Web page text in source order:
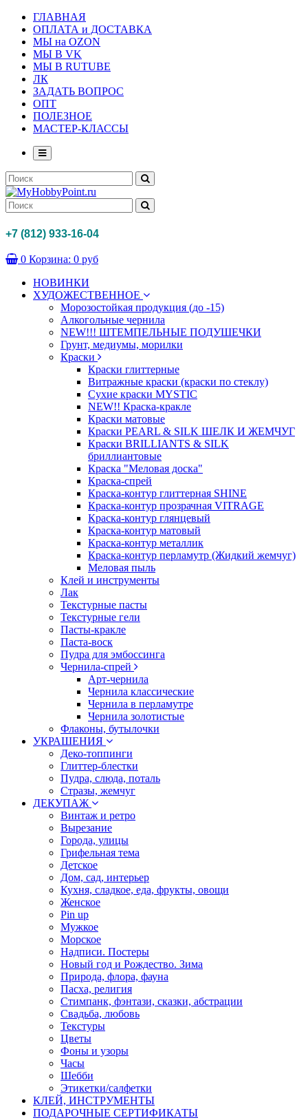
ГЛАВНАЯ
ОПЛАТА и ДОСТАВКА
МЫ на OZON
МЫ В VK
МЫ В RUTUBE
ЛК
ЗАДАТЬ ВОПРОС
ОПТ
ПОЛЕЗНОЕ
МАСТЕР-КЛАССЫ
+7 (812) 933-16-04
0 Корзина: 0 руб
НОВИНКИ
ХУДОЖЕСТВЕННОЕ
Морозостойкая продукция (до -15)
Алкогольные чернила
NEW!!! ШТЕМПЕЛЬНЫЕ ПОДУШЕЧКИ
Грунт, медиумы, морилки
Краски
Краски глиттерные
Витражные краски (краски по стеклу)
Сухие краски MYSTIC
NEW!! Краска-кракле
Краски матовые
Краски PEARL & SILK ШЕЛК И ЖЕМЧУГ
Краски BRILLIANTS & SILK
бриллиантовые
Краска "Меловая доска"
Краска-спрей
Краска-контур глиттерная SHINE
Краска-контур прозрачная VITRAGE
Краска-контур глянцевый
Краска-контур матовый
Краска-контур металлик
Краска-контур перламутр (Жидкий жемчуг)
Меловая пыль
Клей и инструменты
Лак
Текстурные пасты
Текстурные гели
Пасты-кракле
Паста-воск
Пудра для эмбоссинга
Чернила-спрей
Арт-чернила
Чернила классические
Чернила в перламутре
Чернила золотистые
Флаконы, бутылочки
УКРАШЕНИЯ
Деко-топпинги
Глиттер-блестки
Пудра, слюда, поталь
Стразы, жемчуг
ДЕКУПАЖ
Винтаж и ретро
Вырезание
Города, улицы
Грифельная тема
Детское
Дом, сад, интерьер
Кухня, сладкое, еда, фрукты, овощи
Женское
Pin up
Мужкое
Морское
Надписи. Постеры
Новый год и Рождество. Зима
Природа, флора, фауна
Пасха, религия
Стимпанк, фэнтази, сказки, абстрации
Свадьба, любовь
Текстуры
Цветы
Фоны и узоры
Часы
Шебби
Этикетки/салфетки
КЛЕЙ, ИНСТРУМЕНТЫ
ПОДАРОЧНЫЕ СЕРТИФИКАТЫ